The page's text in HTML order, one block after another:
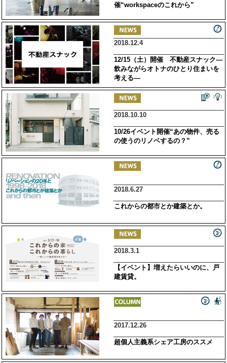
催“workspaceのこれから”
2018.12.4
12/15（土）開催 不動産スナック―
飲みながらオトナのひとり住まいを
考える―
2018.10.10
10/26イベント開催“あの物件、売る
の使うのリノベするの？”
2018.6.27
これからの都市とか建築とか。
2018.3.1
【イベント】増えたらいいのに、戸
建賃貸。
2017.12.26
超個人主義系シェア工房のススメ